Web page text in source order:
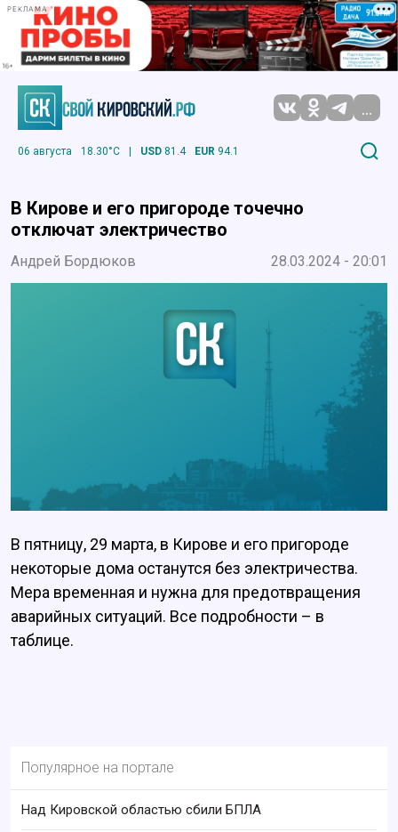
РЕКЛАМА
...
06 августа 18.30°C | USD 81.4 EUR 94.1
В Кирове и его пригороде точечно
отключат электричество
Андрей Бордюков 28.03.2024 - 20:01
В пятницу, 29 марта, в Кирове и его пригороде
некоторые дома останутся без электричества.
Мера временная и нужна для предотвращения
аварийных ситуаций. Все подробности – в
таблице.
Популярное на портале
Над Кировской областью сбили БПЛА